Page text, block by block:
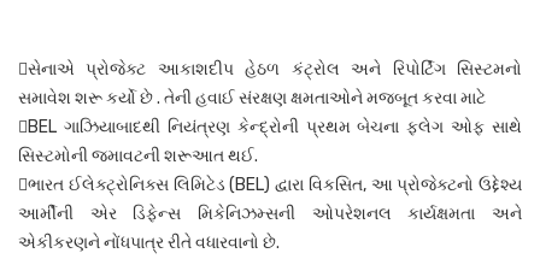
સેનાએ પ્રોજેક્ટ આકાશદીપ હેઠળ કંટ્રોલ અને રિપોર્ટિંગ સિસ્ટમનો
સમાવેશ શરૂ કર્યો છે . તેની હવાઈ સંરક્ષણ ક્ષમતાઓને મજબૂત કરવા માટે
BEL ગાઝિયાબાદથી નિયંત્રણ કેન્દ્રોની પ્રથમ બેચના ફ્લેગ ઓફ સાથે
સિસ્ટમોની જમાવટની શરૂઆત થઈ.
ભારત ઈલેક્ટ્રોનિક્સ લિમિટેડ (BEL) દ્વારા વિકસિત, આ પ્રોજેક્ટનો ઉદ્દેશ્ય
આર્મીની એર ડિફેન્સ મિકેનિઝમ્સની ઓપરેશનલ કાર્યક્ષમતા અને
એકીકરણને નોંધપાત્ર રીતે વધારવાનો છે.